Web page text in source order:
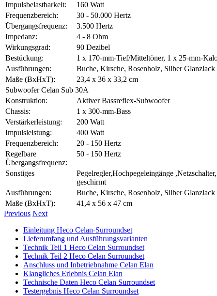
Impulsbelastbarkeit:
160 Watt
Frequenzbereich:
30 - 50.000 Hertz
Übergangsfrequenz:
3.500 Hertz
Impedanz:
4 - 8 Ohm
Wirkungsgrad:
90 Dezibel
Bestückung:
1 x 170-mm-Tief/Mitteltöner, 1 x 25-mm-
Ausführungen:
Buche, Kirsche, Rosenholz, Silber Glanzlack
Maße (BxHxT):
23,4 x 36 x 33,2 cm
Subwoofer Celan Sub 30A
Konstruktion:
Aktiver Bassreflex-Subwoofer
Chassis:
1 x 300-mm-Bass
Verstärkerleistung:
200 Watt
Impulsleistung:
400 Watt
Frequenzbereich:
20 - 150 Hertz
Regelbare
Übergangsfrequenz:
50 - 150 Hertz
Sonstiges
Pegelregler,Hochpegeleingänge
geschirmt
Ausführungen:
Buche, Kirsche, Rosenholz, Silber Glanzlack
Maße (BxHxT):
41,4 x 56 x 47 cm
Previous Next
Einleitung Heco Celan-Surroundset
Lieferumfang und Ausführungsvarianten
Technik Teil 1 Heco Celan Surroundset
Technik Teil 2 Heco Celan Surroundset
Anschluss und Inbetriebnahme Celan Elan
Klangliches Erlebnis Celan Elan
Technische Daten Heco Celan Surroundset
Testergebnis Heco Celan Surroundset